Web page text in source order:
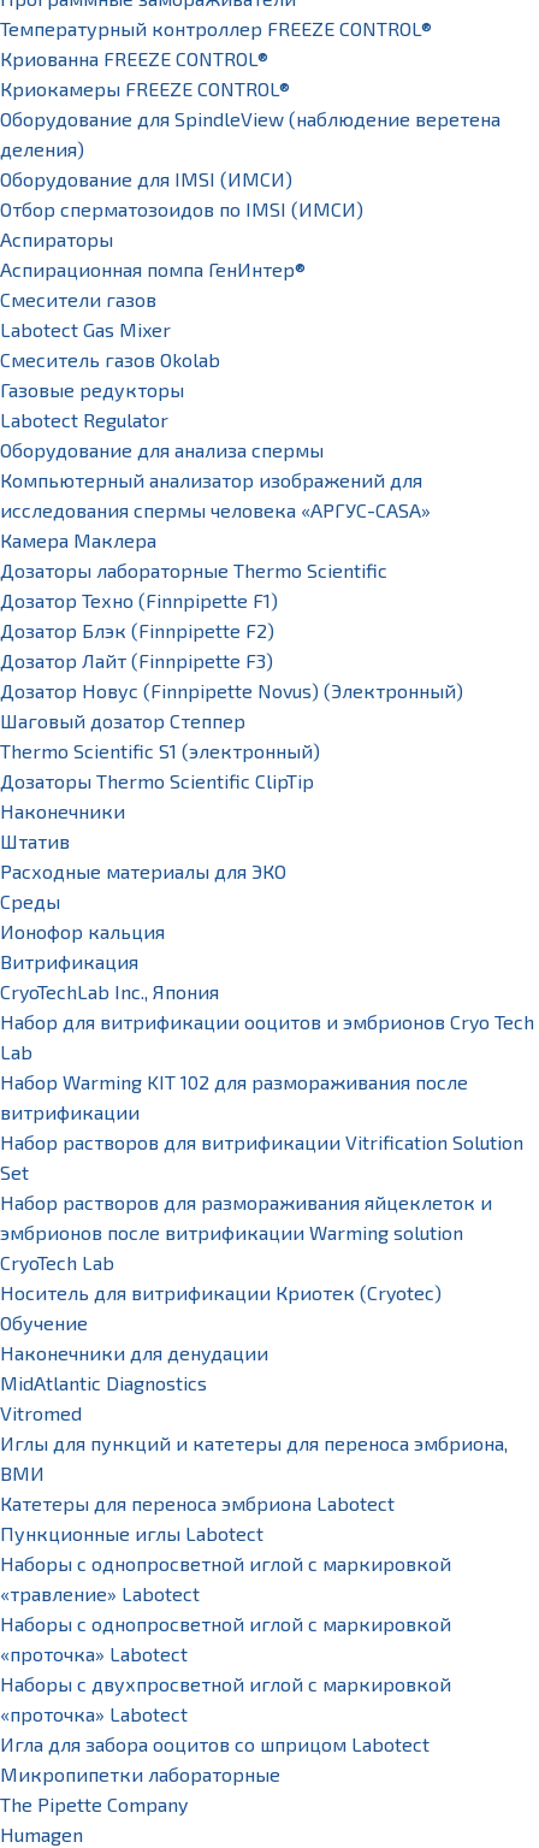
Температурный контроллер FREEZE CONTROL®
Криованна FREEZE CONTROL®
Криокамеры FREEZE CONTROL®
Оборудование для SpindleView (наблюдение веретена
деления)
Оборудование для IMSI (ИМСИ)
Отбор сперматозоидов по IMSI (ИМСИ)
Аспираторы
Аспирационная помпа ГенИнтер®
Смесители газов
Labotect Gas Mixer
Смеситель газов Okolab
Газовые редукторы
Labotect Regulator
Оборудование для анализа спермы
Компьютерный анализатор изображений для
исследования спермы человека «АРГУС-CASA»
Камера Маклера
Дозаторы лабораторные Thermo Scientific
Дозатор Техно (Finnpipette F1)
Дозатор Блэк (Finnpipette F2)
Дозатор Лайт (Finnpipette F3)
Дозатор Новус (Finnpipette Novus) (Электронный)
Шаговый дозатор Степпер
Thermo Scientific S1 (электронный)
Дозаторы Thermo Scientific ClipTip
Наконечники
Штатив
Расходные материалы для ЭКО
Среды
Ионофор кальция
Витрификация
CryoTechLab Inc., Япония
Набор для витрификации ооцитов и эмбрионов Cryo Tech
Lab
Набор Warming KIT 102 для размораживания после
витрификации
Набор растворов для витрификации Vitrification Solution
Set
Набор растворов для размораживания яйцеклеток и
эмбрионов после витрификации Warming solution
CryoTech Lab
Носитель для витрификации Криотек (Cryotec)
Обучение
Наконечники для денудации
MidAtlantic Diagnostics
Vitromed
Иглы для пункций и катетеры для переноса эмбриона,
ВМИ
Катетеры для переноса эмбриона Labotect
Пункционные иглы Labotect
Наборы с однопросветной иглой с маркировкой
«травление» Labotect
Наборы с однопросветной иглой с маркировкой
«проточка» Labotect
Наборы с двухпросветной иглой с маркировкой
«проточка» Labotect
Игла для забора ооцитов со шприцом Labotect
Микропипетки лабораторные
The Pipette Company
Humagen